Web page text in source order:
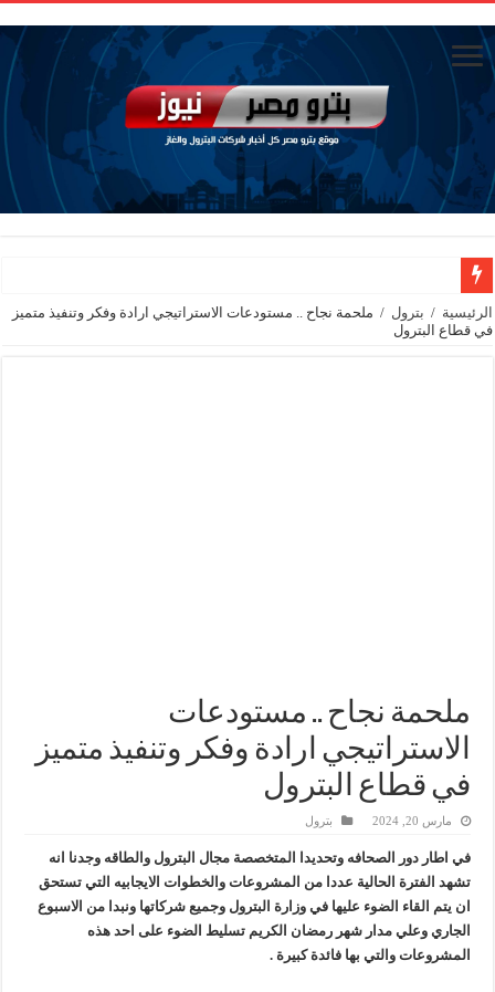
تاون جاس تسيطر علي كسر ماسورة في ترعة الإسماعيلية
الرئيسية / بترول / ملحمة نجاح .. مستودعات الاستراتيجي ارادة وفكر وتنفيذ متميز
في قطاع البترول
ملحمة نجاح .. مستودعات
الاستراتيجي ارادة وفكر وتنفيذ متميز
في قطاع البترول
مارس 20, 2024 بترول
في اطار دور الصحافه وتحديدا المتخصصة مجال البترول والطاقه وجدنا انه
تشهد الفترة الحالية عددا من المشروعات والخطوات الايجابيه التي تستحق
ان يتم القاء الضوء عليها في وزارة البترول وجميع شركاتها ونبدا من الاسبوع
الجاري وعلي مدار شهر رمضان الكريم تسليط الضوء على احد هذه
المشروعات والتي بها فائدة كبيرة .